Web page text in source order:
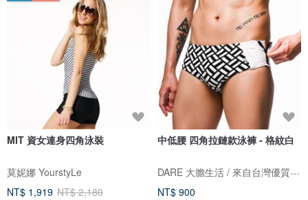
MIT 資女連身四角泳裝
莫妮娜 YourstyLe
NT$ 1,919 NT$ 2,180
中低腰 四角拉鏈款泳褲 - 格紋白
DARE 大膽生活 / 來自台灣優質男性內著
NT$ 900